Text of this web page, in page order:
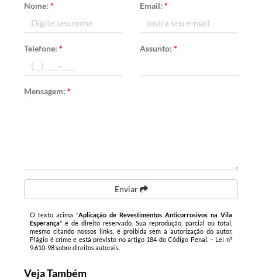
Nome:* Email: *
Telefone:* Assunto: *
Mensagem:*
Enviar
O texto acima "Aplicação de Revestimentos Anticorrosivos na Vila
Esperança" é de direito reservado. Sua reprodução, parcial ou total,
mesmo citando nossos links, é proibida sem a autorização do autor.
Plágio é crime e está previsto no artigo 184 do Código Penal. – Lei n°
9.610-98 sobre direitos autorais
Veja Também